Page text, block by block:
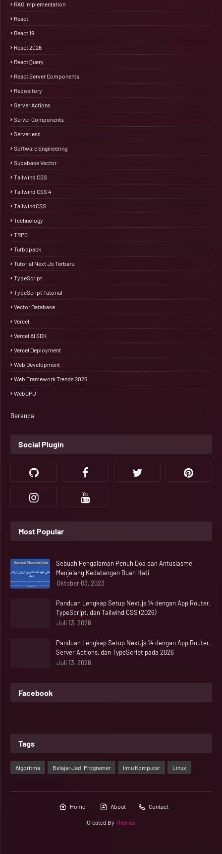
RAG Implementation
React
React 19
React 2026
React Query
React Server Components
Repository
Server Actions
Server Components
Serverless
Software Engineering
Supabase Vector
Tailwind CSS
Tailwind CSS 4
TailwindCSS
Technology
TRPC
Turbopack
Tutorial Next.js Terbaru
TypeScript
TypeScript Tutorial
Vector Database
Vercel
Vercel AI SDK
Vercel Deployment
Web Development
Web Framework Trends 2026
WebGPU
Beranda
Social Plugin
Most Popular
Sebuah Pengalaman Penuh Doa dan Antusiasme
Menjelang Kedatangan Buah Hati
Oktober 03, 2023
Panduan Lengkap Setup Next.js 14 dengan App Router,
TypeScript, dan Tailwind CSS (2026)
Juli 13, 2026
Panduan Lengkap Setup Next.js 14 dengan App Router,
Server Actions, dan TypeScript pada 2026
Juli 13, 2026
Facebook
Tags
Algoritma Belajar Jadi Programer Ilmu Komputer Linux
Home About Contact
Created By Themes